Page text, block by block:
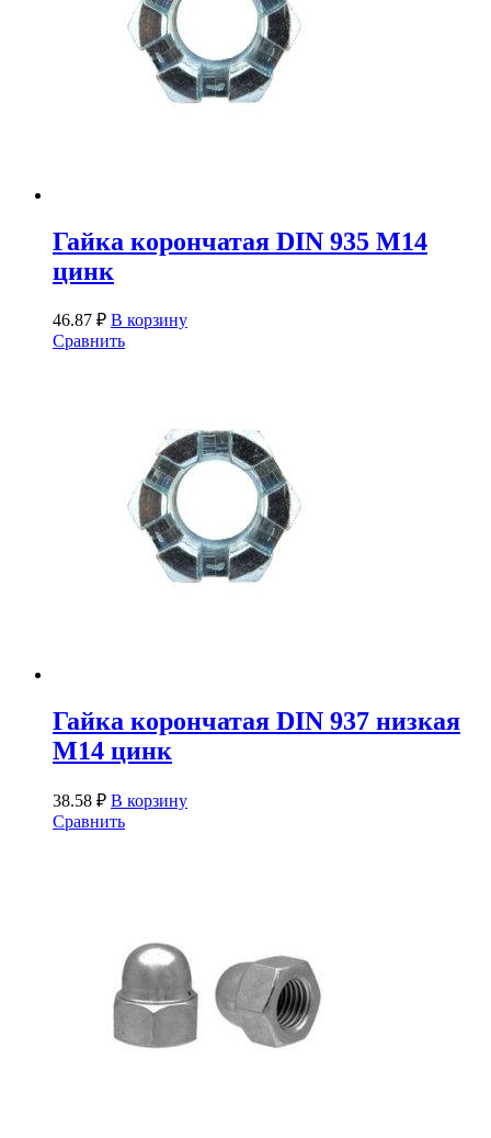
Гайка корончатая DIN 935 М14
цинк
46.87 ₽ В корзину
Сравнить
Гайка корончатая DIN 937 низкая
М14 цинк
38.58 ₽ В корзину
Сравнить